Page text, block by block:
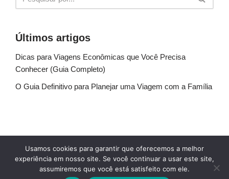
Últimos artigos
Dicas para Viagens Econômicas que Você Precisa
Conhecer (Guia Completo)
O Guia Definitivo para Planejar uma Viagem com a Família
Sobre Nós Fale conosco
Política de Privacidade
Termos de uso
Glossário Blog
Usamos cookies para garantir que oferecemos a melhor
experiência em nosso site. Se você continuar a usar este site,
assumiremos que você está satisfeito com ele.